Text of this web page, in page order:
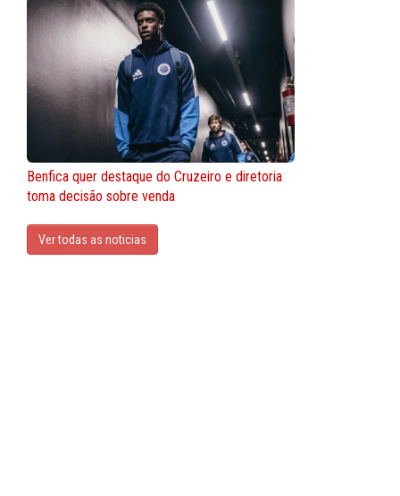
Benfica quer destaque do Cruzeiro e diretoria
toma decisão sobre venda
Ver todas as noticias